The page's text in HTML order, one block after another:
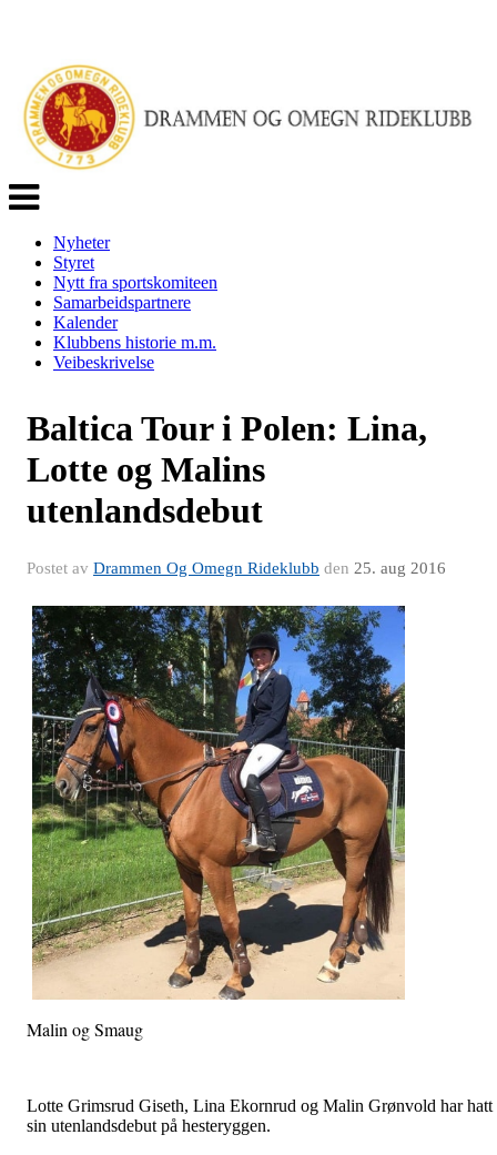
Veksle
navigasjon
Nyheter
Styret
Nytt fra sportskomiteen
Samarbeidspartnere
Kalender
Klubbens historie m.m.
Veibeskrivelse
Baltica Tour i Polen: Lina,
Lotte og Malins
utenlandsdebut
Postet av Drammen Og Omegn Rideklubb den 25. aug 2016
Malin og Smaug
Lotte Grimsrud Giseth, Lina Ekornrud og Malin Grønvold har hatt
sin utenlandsdebut på hesteryggen.